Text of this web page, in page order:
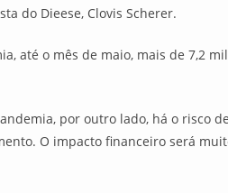
do Dieese, Clovis Scherer.
até o mês de maio, mais de 7,2
por outro lado, há o risco
O impacto financeiro será